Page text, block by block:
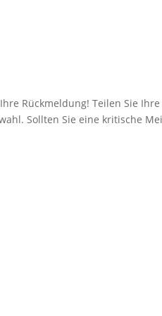
Rückmeldung! Teilen Sie
Sollten Sie eine kritische